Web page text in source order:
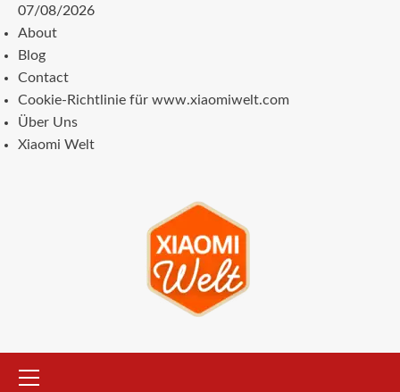
Zum
Inhalt
springen
07/08/2026
About
Blog
Contact
Cookie-Richtlinie für www.xiaomiwelt.com
Über Uns
Xiaomi Welt
Menü